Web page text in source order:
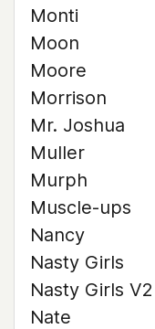
Monti
Moon
Moore
Morrison
Mr. Joshua
Muller
Murph
Muscle-ups
Nancy
Nasty Girls
Nasty Girls V2
Nate